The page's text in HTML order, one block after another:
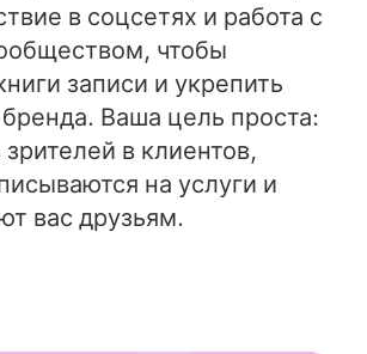
в соцсетях и работа с
чтобы
записи и укрепить
Ваша цель проста:
зрителей в клиентов,
на услуги и
вас друзьям.